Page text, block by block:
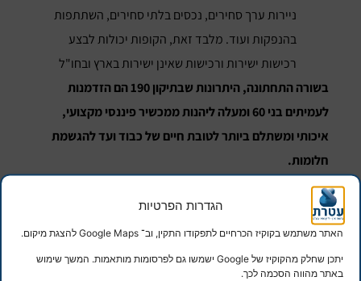
הגדרות הפרטיות
האתר משתמש בקוקיז הכרחיים לתפקודו התקין, וב־ Google Maps להצגת מיקום.
יתכן שחלק מהקוקיז של Google ישמשו גם לפרסומות מותאמות. המשך שימוש
באתר מהווה הסכמה לכך.
ניירות ערך סחירים, נכסים בלתי סחירים, השתתפות
בהנפקות ועוד. מלבד זאת, הקופות יכולות לבצע
רכישות ישירות ורכישות שאינן ישירות בארץ ובחו"ל
בשורה התחתונה, היתרונות שבתיקון 190 הם הזדמנות
לעמיתים בני 60 ומעלה ליהנות ממכשיר פיננסי מקצועי,
איכותי ומשתלם ביותר לטובת חיים של כבוד ועד להגשמת
חלומות.